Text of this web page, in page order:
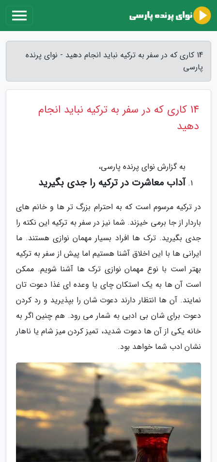
14 کاری که در سفر به ترکیه نباید انجام دهید - نوای پرنده
پارسی
14 کاری که در سفر به ترکیه نباید انجام
دهید
به گزارش نوای پرنده پارسی،
آداب معاشرت در ترکیه را جدی بگیرید
در ترکیه مرسوم است که به احترام بزرگ تر ها و خانم های
باردار از جا برمی خیزند. شما نیز در سفر به ترکیه این نکته را
جدی بگیرید. ترک ها افراد بسیار مهمان نوازی هستند. ما
ایرانی ها با این اخلاق آشنا هستیم اما پیش از سفر به ترکیه
بهتر است با نوع مهمان نوازی ترک ها آشنا شویم. ممکن
است آن ها به یک استکان چای یا وعده ای غذا دعوت تان
نمایند. آن ها انتظار دارند دعوت شان را بپذیرید و رد کردن
دعوت برای شان بی ادبی به شمار می رود. هم چنین اگر به
خانه یکی از آن ها دعوت شدید، تمیز کردن میز شام یا ناهار
نشان ادب شما خواهد بود.